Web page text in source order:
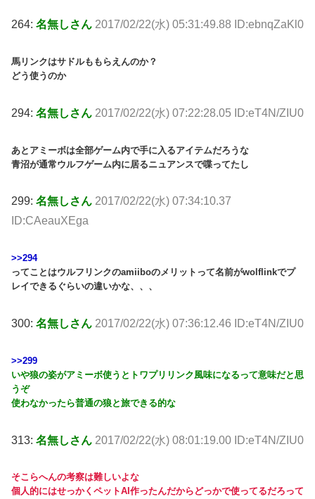
264: 名無しさん 2017/02/22(水) 05:31:49.88 ID:ebnqZaKl0
馬リンクはサドルももらえんのか？
どう使うのか
294: 名無しさん 2017/02/22(水) 07:22:28.05 ID:eT4N/ZIU0
あとアミーボは全部ゲーム内で手に入るアイテムだろうな
青沼が通常ウルフゲーム内に居るニュアンスで喋ってたし
299: 名無しさん 2017/02/22(水) 07:34:10.37
ID:CAeauXEga
>>294
ってことはウルフリンクのamiiboのメリットって名前がwolflinkでプ
レイできるぐらいの違いかな、、、
300: 名無しさん 2017/02/22(水) 07:36:12.46 ID:eT4N/ZIU0
>>299
いや狼の姿がアミーボ使うとトワプリリンク風味になるって意味だと思
うぞ
使わなかったら普通の狼と旅できる的な
313: 名無しさん 2017/02/22(水) 08:01:19.00 ID:eT4N/ZIU0
そこらへんの考察は難しいよな
個人的にはせっかくペットAI作ったんだからどっかで使ってるだろって